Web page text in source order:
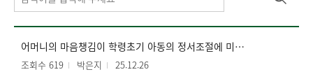
어머니의 마음챙김이 학령초기 아동의 정서조절에 미치는 영향 : 결혼만족도와 양육행동의 매개 효과
조회수 619 박은지 25.12.26